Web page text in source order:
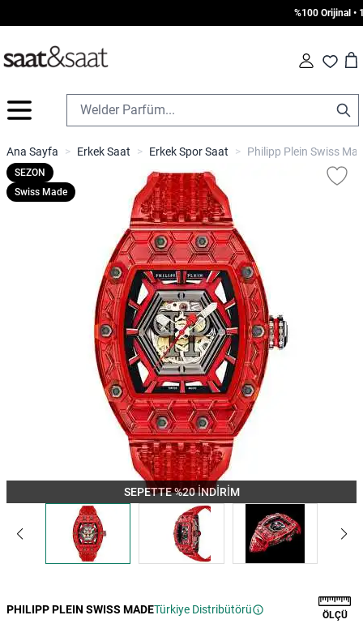
%100 Orijinal •
Fav Cart
İçeriğe geç
Ana Sayfa > Erkek Saat > Erkek Spor Saat > Philipp Plein Swiss
SEPETTE %20 İNDİRİM
SEZON
Swiss Made
PHILIPP PLEIN SWISS MADETürkiye Distribütörü ÖLÇÜ